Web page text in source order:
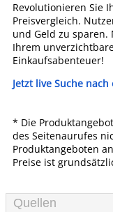
Revolutionieren Sie
Preisvergleich.
und Geld zu sparen.
Ihrem
Einkaufsabenteuer!
Jetzt live Suche
* Die
des Seitenaurufes
Produktangeboten
Preise ist
Quellen